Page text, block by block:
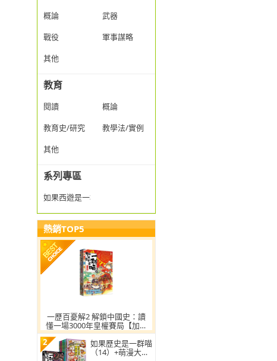
概論
武器
戰役
軍事謀略
其他
教育
閱讀
概論
教育史/研究
教學法/實例
其他
系列專區
如果西遊是一群喵
熱銷TOP5
一歷百憂解2 解鎖中國史：讀
懂一場3000年皇權賽局【加贈
朝代大事年表 全彩拉頁】
2
如果歷史是一群喵
（14）+萌漫大話